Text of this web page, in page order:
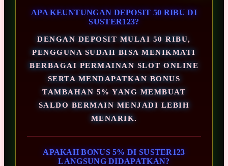
APA KEUNTUNGAN DEPOSIT 50 RIBU DI
SUSTER123?
DENGAN DEPOSIT MULAI 50 RIBU,
PENGGUNA SUDAH BISA MENIKMATI
BERBAGAI PERMAINAN SLOT ONLINE
SERTA MENDAPATKAN BONUS
TAMBAHAN 5% YANG MEMBUAT
SALDO BERMAIN MENJADI LEBIH
MENARIK.
APAKAH BONUS 5% DI SUSTER123
LANGSUNG DIDAPATKAN?